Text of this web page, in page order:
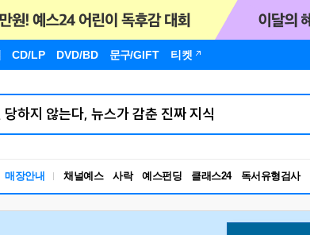
CD/LP DVD/BD 문구/GIFT 티켓
매장안내 채널예스 사락 예스펀딩 클래스24
RBTI Lab
독서유형검사